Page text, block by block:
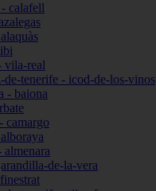
calafell
vila-real
de-tenerife - icod-de-los-vinos
- baiona
camargo
almenara
de-la-vera